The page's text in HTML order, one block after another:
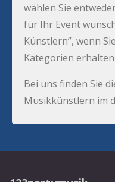
wählen Sie
für Ihr Event
Künstlern”, wenn
Kategorien
Bei uns finden Sie
Musikkünstlern im